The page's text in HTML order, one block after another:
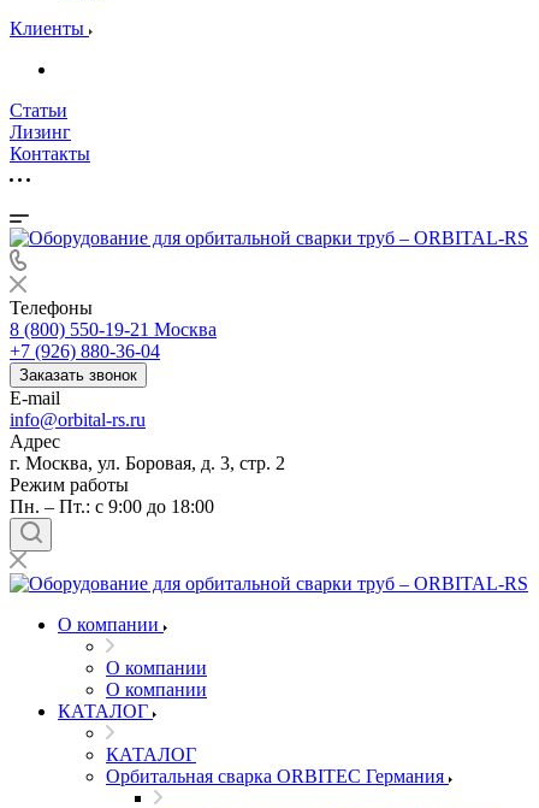
Клиенты
Статьи
Лизинг
Контакты
Телефоны
8 (800) 550-19-21 Москва
+7 (926) 880-36-04
Заказать звонок
E-mail
info@orbital-rs.ru
Адрес
г. Москва, ул. Боровая, д. 3, стр. 2
Режим работы
Пн. – Пт.: с 9:00 до 18:00
О компании
О компании
О компании
КАТАЛОГ
КАТАЛОГ
Орбитальная сварка ORBITEC Германия